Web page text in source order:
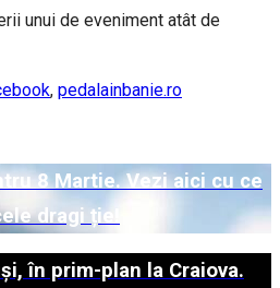
unui de eveniment atât de
, pedalainbanie.ro
8 Martie. Vezi aici cu ce
dragi ție!
în prim-plan la Craiova.